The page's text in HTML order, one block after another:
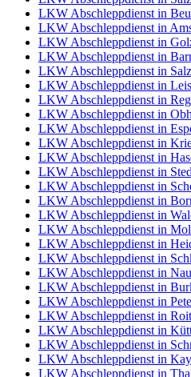
LKW Abschleppdienst in
LKW Abschleppdienst in
LKW Abschleppdienst in
LKW Abschleppdienst in
LKW Abschleppdienst in
LKW Abschleppdienst in
LKW Abschleppdienst in
LKW Abschleppdienst in
LKW Abschleppdienst in
LKW Abschleppdienst in
LKW Abschleppdienst in
LKW Abschleppdienst in
LKW Abschleppdienst in
LKW Abschleppdienst in
LKW Abschleppdienst in
LKW Abschleppdienst in
LKW Abschleppdienst in
LKW Abschleppdienst in
LKW Abschleppdienst in
LKW Abschleppdienst in
LKW Abschleppdienst in
LKW Abschleppdienst in
LKW Abschleppdienst in
LKW Abschleppdienst in
LKW Abschleppdienst in
LKW Abschleppdienst in